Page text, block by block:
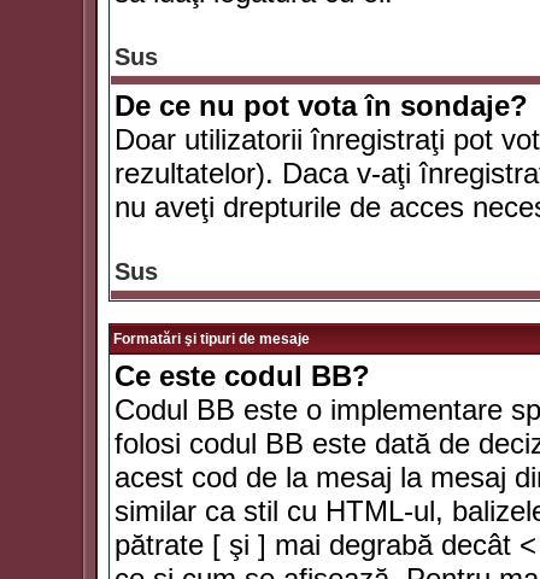
Sus
De ce nu pot vota în sondaje?
Doar utilizatorii înregistraţi pot
rezultatelor). Daca v-aţi
nu aveţi drepturile de acces
Sus
Formatări şi tipuri de mesaje
Ce este codul BB?
Codul BB este o implementare
folosi codul BB este dată de
acest cod de la mesaj la mesaj
similar ca stil cu HTML-ul,
pătrate [ şi ] mai degrabă decât